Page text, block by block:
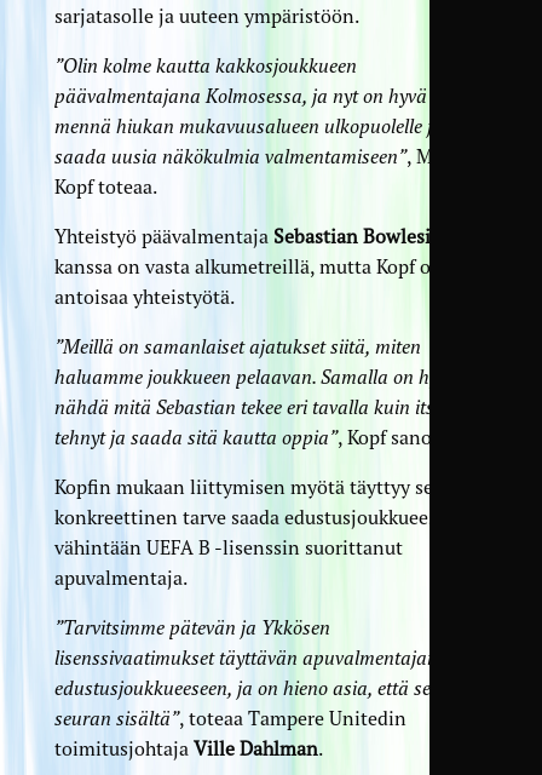
sarjatasolle ja uuteen ympäristöön.
”Olin kolme kautta kakkosjoukkueen
päävalmentajana Kolmosessa, ja nyt on hyvä
mennä hiukan mukavuusalueen ulkopuolelle ja
saada uusia näkökulmia valmentamiseen”, Markus
Kopf toteaa.
Yhteistyö päävalmentaja Sebastian Bowlesin
kanssa on vasta alkumetreillä, mutta Kopf odottaa
antoisaa yhteistyötä.
”Meillä on samanlaiset ajatukset siitä, miten
haluamme joukkueen pelaavan. Samalla on hyvä
nähdä mitä Sebastian tekee eri tavalla kuin itse olen
tehnyt ja saada sitä kautta oppia”, Kopf sanoo.
Kopfin mukaan liittymisen myötä täyttyy seuran
konkreettinen tarve saada edustusjoukkueeseen
vähintään UEFA B -lisenssin suorittanut
apuvalmentaja.
”Tarvitsimme pätevän ja Ykkösen
lisenssivaatimukset täyttävän apuvalmentajan
edustusjoukkueeseen, ja on hieno asia, että se löytyi
seuran sisältä”, toteaa Tampere Unitedin
toimitusjohtaja Ville Dahlman.